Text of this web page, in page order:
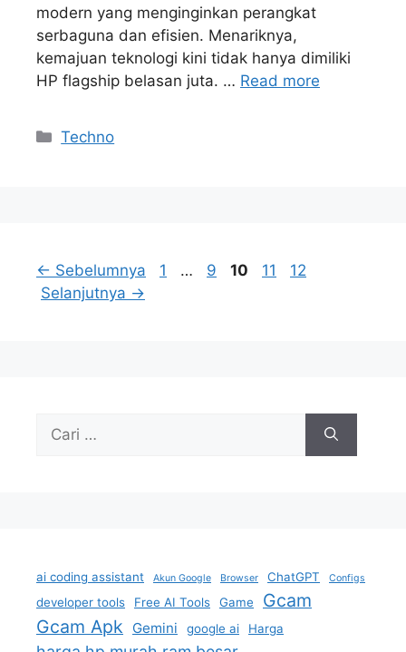
modern yang menginginkan perangkat
serbaguna dan efisien. Menariknya,
kemajuan teknologi kini tidak hanya dimiliki
HP flagship belasan juta. … Read more
Kategori
Techno
← Sebelumnya Halaman
1 … Halaman
9 Halaman
10 Halaman
11 Halaman
12
Selanjutnya →
Cari
ai coding assistant Akun Google Browser ChatGPT Configs
developer tools Free AI Tools Game
Gcam
Gcam Apk
Gemini google ai Harga